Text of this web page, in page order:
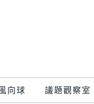
向球 議題觀察室